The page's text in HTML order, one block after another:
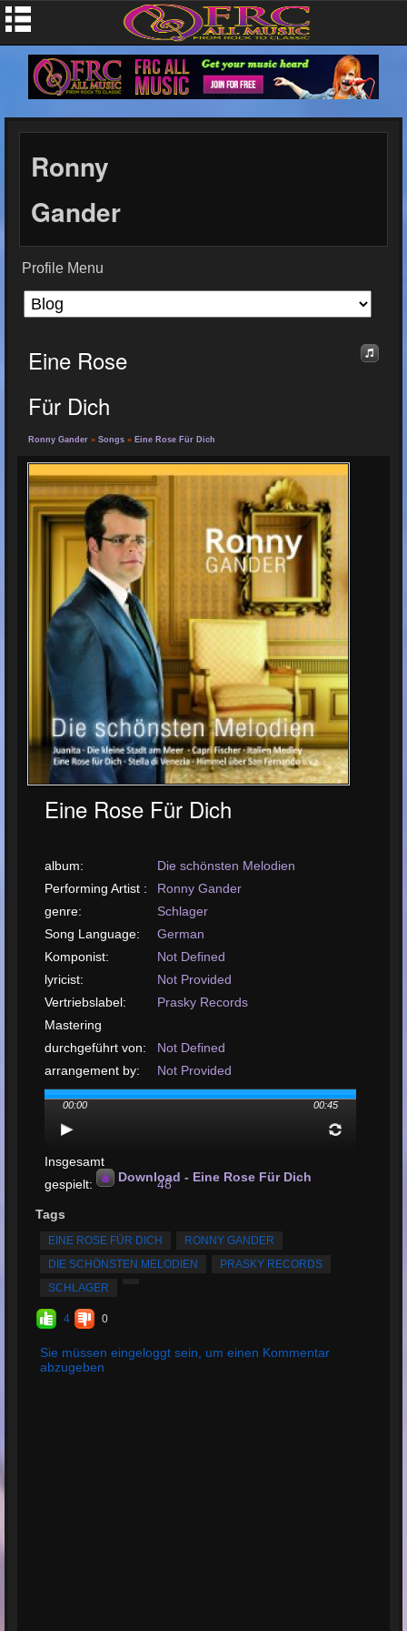
Ronny
Gander
Profile Menu
Eine Rose
Für Dich
Ronny Gander » Songs » Eine Rose Für Dich
Eine Rose Für Dich
album:
Die schönsten Melodien
Performing Artist :
Ronny Gander
genre:
Schlager
Song Language:
German
Komponist:
Not Defined
lyricist:
Not Provided
Vertriebslabel:
Prasky Records
Mastering
durchgeführt von:
Not Defined
arrangement by:
Not Provided
Upload- oder
Lied hochladen:
Insgesamt
gespielt:
48
00:00 00:45
Download - Eine Rose Für Dich
Tags
EINE ROSE FÜR DICH
RONNY GANDER
DIE SCHÖNSTEN MELODIEN
PRASKY RECORDS
SCHLAGER
4 0
Sie müssen eingeloggt sein, um einen Kommentar
abzugeben